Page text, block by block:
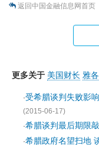
返回中国金融信息网首页
更多关于 美国财长 雅
·受希腊谈判失败影
(2015-06-17)
·希腊谈判最后期限
·希腊政府名望扫地